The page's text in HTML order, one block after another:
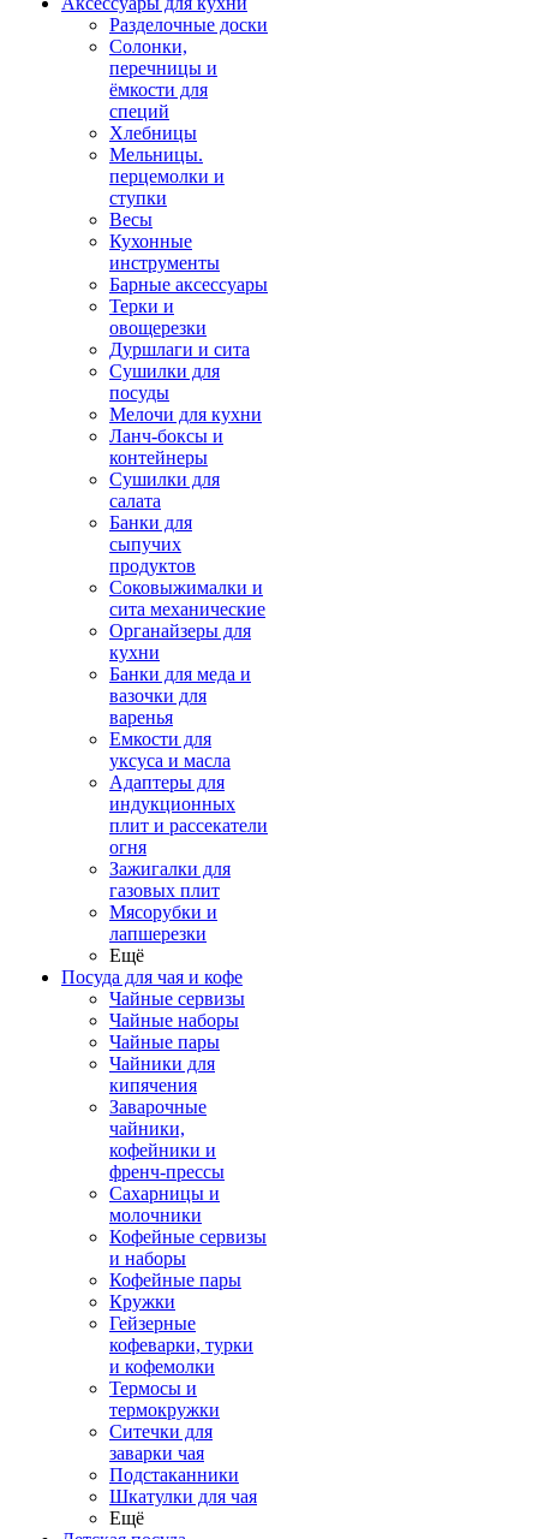
Разделочные доски
Солонки,
перечницы и
ёмкости для
специй
Хлебницы
Мельницы.
перцемолки и
ступки
Весы
Кухонные
инструменты
Барные аксессуары
Терки и
овощерезки
Дуршлаги и сита
Сушилки для
посуды
Мелочи для кухни
Ланч-боксы и
контейнеры
Сушилки для
салата
Банки для
сыпучих
продуктов
Соковыжималки и
сита механические
Органайзеры для
кухни
Банки для меда и
вазочки для
варенья
Емкости для
уксуса и масла
Адаптеры для
индукционных
плит и рассекатели
огня
Зажигалки для
газовых плит
Мясорубки и
лапшерезки
Ещё
Посуда для чая и кофе
Чайные сервизы
Чайные наборы
Чайные пары
Чайники для
кипячения
Заварочные
чайники,
кофейники и
френч-прессы
Сахарницы и
молочники
Кофейные сервизы
и наборы
Кофейные пары
Кружки
Гейзерные
кофеварки, турки
и кофемолки
Термосы и
термокружки
Ситечки для
заварки чая
Подстаканники
Шкатулки для чая
Ещё